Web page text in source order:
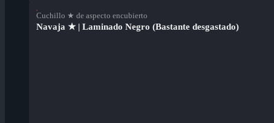
Cuchillo ★ de aspecto encubierto
Navaja ★ | Laminado Negro (Bastante desgastado)